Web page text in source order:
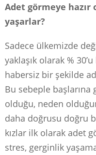
Adet görmeye
yaşarlar?
Sadece ülkemizde
yaklaşık olarak %
habersiz bir şekilde
Bu sebeple
olduğu, neden
daha doğrusu doğru
kızlar ilk olarak adet
stres, gerginlik